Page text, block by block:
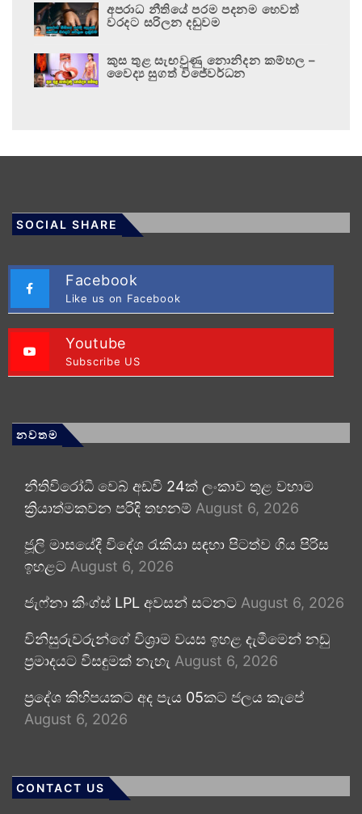
අපරාධ නීතියේ පරම පදනම හෙවත්
වරදට සරිලන දඬුවම
කුස තුළ සැඟවුණු නොනිදන කම්හල –
වෛද්‍ය සුගත් විජේවර්ධන
SOCIAL SHARE
Facebook
Like us on Facebook
Youtube
Subscribe US
නවතම
නීතිවිරෝධී වෙබ් අඩවි 24ක් ලංකාව තුළ වහාම
ක්‍රියාත්මකවන පරිදි තහනම් August 6, 2026
ජූලි මාසයේදී විදේශ රැකියා සඳහා පිටත්ව ගිය පිරිස
ඉහළට August 6, 2026
ජැෆ්නා කිංග්ස් LPL අවසන් සටනට August 6, 2026
විනිසුරුවරුන්ගේ විශ්‍රාම වයස ඉහළ දැමීමෙන් නඩු
ප්‍රමාදයට විසඳුමක් නැහැ August 6, 2026
ප්‍රදේශ කිහිපයකට අද පැය 05කට ජලය කැපේ
August 6, 2026
CONTACT US